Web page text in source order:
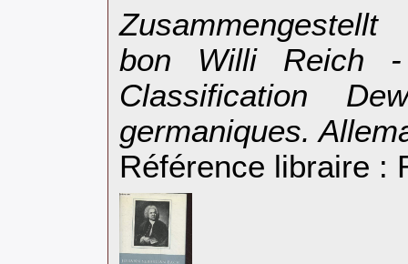
bon Willi Reich
Classification
germaniques.
Référence libraire :